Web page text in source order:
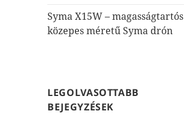
Syma X15W – magasságtartós
közepes méretű Syma drón
LEGOLVASOTTABB
BEJEGYZÉSEK